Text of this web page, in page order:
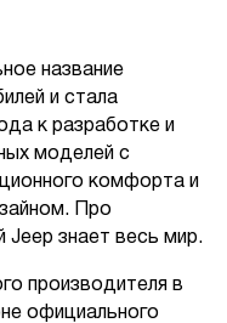
название
и стала
к разработке и
моделей с
комфорта и
Про
знает весь мир.
производителя в
официального